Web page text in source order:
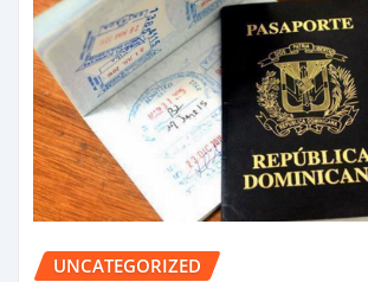
UNCATEGORIZED